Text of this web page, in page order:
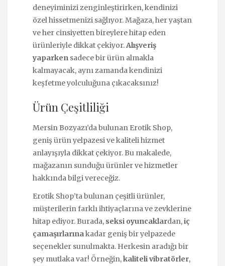
deneyiminizi zenginleştirirken, kendinizi
özel hissetmenizi sağlıyor. Mağaza, her yaştan
ve her cinsiyetten bireylere hitap eden
ürünleriyle dikkat çekiyor.Alışveriş
yaparken sadece bir ürün almakla
kalmayacak, aynı zamanda kendinizi
keşfetme yolculuğuna çıkacaksınız!
Ürün Çeşitliliği
Mersin Bozyazı’da bulunan Erotik Shop,
geniş ürün yelpazesi ve kaliteli hizmet
anlayışıyla dikkat çekiyor. Bu makalede,
mağazanın sunduğu ürünler ve hizmetler
hakkında bilgi vereceğiz.
Erotik Shop’ta bulunan çeşitli ürünler,
müşterilerin farklı ihtiyaçlarına ve zevklerine
hitap ediyor. Burada, seksi oyuncaklardan,iç
çamaşırlarınakadar geniş bir yelpazede
seçenekler sunulmakta. Herkesin aradığı bir
şey mutlaka var! Örneğin,kaliteli vibratörler,